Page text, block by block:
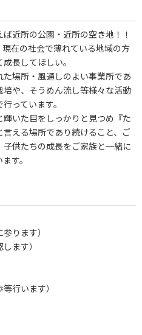
近所の公園・近所の空き地！！
在の社会で薄れている地域の方
長してほしい。
場所・風通しのよい事業所であ
や、そうめん流し等様々な活動
っています。
いた目をしっかりと見つめ『た
える場所であり続けること、ご
供たちの成長をご家族と一緒に
す。
ります）
ます）
行います）